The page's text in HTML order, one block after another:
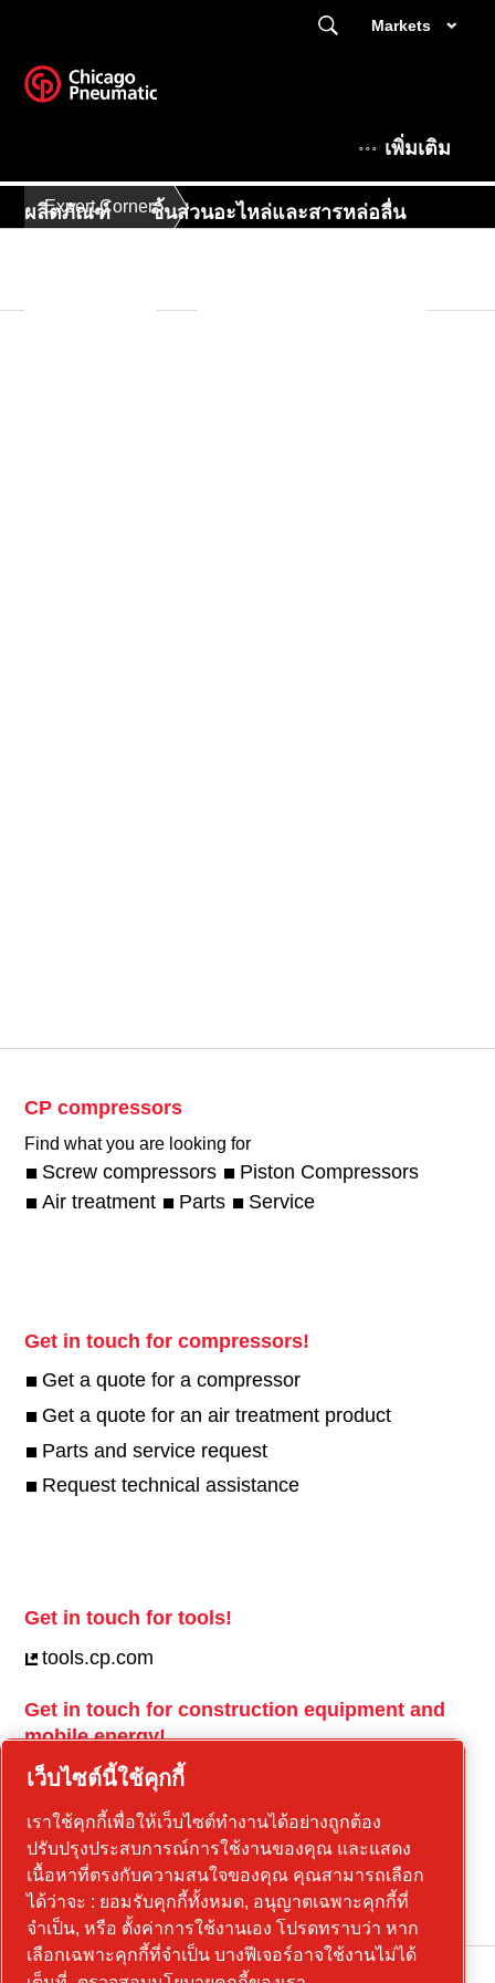
Markets
เพิ่มเติม
ผลิตภัณฑ์ ชิ้นส่วนอะไหล่และสารหล่อลื่น
Expert Corner
CP compressors
Find what you are looking for
Screw compressors
Piston Compressors
Air treatment
Parts Service
Get in touch for compressors!
Get a quote for a compressor
Get a quote for an air treatment product
Parts and service request
Request technical assistance
Get in touch for tools!
tools.cp.com
Get in touch for construction equipment and
mobile energy!
power-technique.cp.com
Linkedin
YouTube
เว็บไซต์นี้ใช้คุกกี้
เราใช้คุกกี้เพื่อให้เว็บไซต์ทำงานได้อย่างถูกต้อง
ปรับปรุงประสบการณ์การใช้งานของคุณ และแสดง
เนื้อหาที่ตรงกับความสนใจของคุณ คุณสามารถเลือก
ได้ว่าจะ : ยอมรับคุกกี้ทั้งหมด, อนุญาตเฉพาะคุกกี้ที่
จำเป็น, หรือ ตั้งค่าการใช้งานเอง โปรดทราบว่า หาก
เลือกเฉพาะคุกกี้ที่จำเป็น บางฟีเจอร์อาจใช้งานไม่ได้